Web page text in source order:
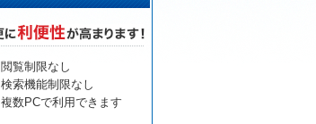
閲覧制限なし
検索機能制限なし
複数PCで利用できます